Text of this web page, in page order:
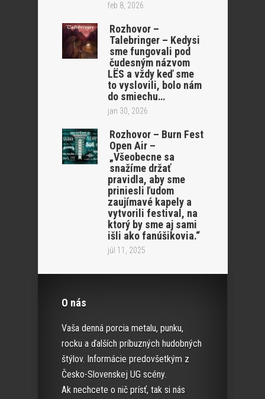
feb 8, 2026
Rozhovor –
Talebringer – Kedysi
sme fungovali pod
čudesným názvom
LËS a vždy keď sme
to vyslovili, bolo nám
do smiechu…
jan 30, 2026
Rozhovor – Burn Fest
Open Air –
„Všeobecne sa
snažíme držať
pravidla, aby sme
priniesli ľudom
zaujímavé kapely a
vytvorili festival, na
ktorý by sme aj sami
išli ako fanúšikovia.“
júl 11, 2025
O nás
Vaša denná porcia metalu, punku,
rocku a ďalších príbuzných hudobných
štýlov. Informácie predovšetkým z
Česko-Slovenskej UG scény.
Ak nechcete o nič prísť, tak si nás